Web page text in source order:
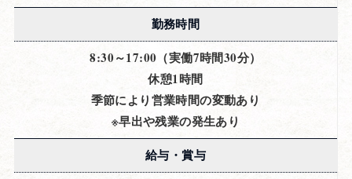
勤務時間
8:30～17:00（実働7時間30分）
休憩1時間
季節により営業時間の変動あり
※早出や残業の発生あり
給与・賞与